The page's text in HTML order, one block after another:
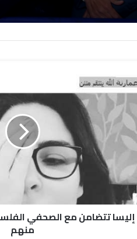
إليسا تتضامن مع الصحفي
منهم